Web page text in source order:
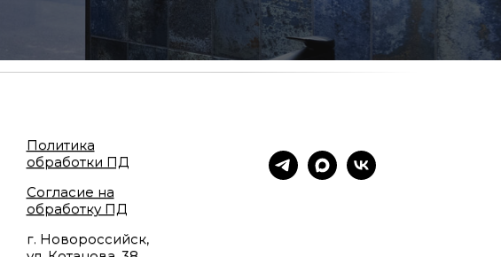
Политика
обработки ПД
Согласие на
обработку ПД
г. Новороссийск,